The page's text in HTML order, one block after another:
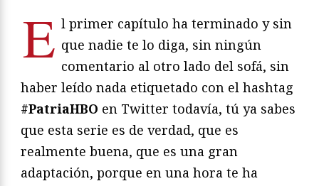
E l primer capítulo ha terminado y sin
que nadie te lo diga, sin ningún
comentario al otro lado del sofá, sin
haber leído nada etiquetado con el hashtag
#PatriaHBO en Twitter todavía, tú ya sabes
que esta serie es de verdad, que es
realmente buena, que es una gran
adaptación, porque en una hora te ha